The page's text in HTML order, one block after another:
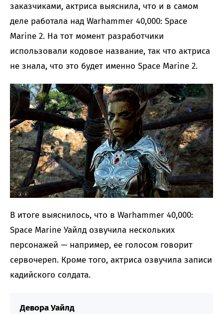
заказчиками, актриса выяснила, что и в самом
деле работала над Warhammer 40,000: Space
Marine 2. На тот момент разработчики
использовали кодовое название, так что актриса
не знала, что это будет именно Space Marine 2.
В итоге выяснилось, что в Warhammer 40,000:
Space Marine Уайлд озвучила нескольких
персонажей — например, ее голосом говорит
сервочереп. Кроме того, актриса озвучила записи
кадийского солдата.
Девора Уайлд